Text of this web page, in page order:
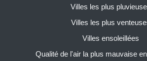
Villes les plus
Villes les plus
Villes ensoleillées
Qualité de l'air la plus mauvaise